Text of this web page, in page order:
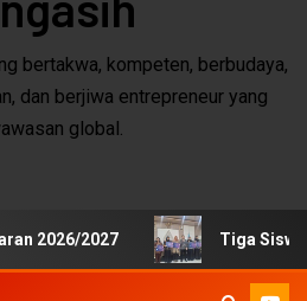
bertakwa, kompeten, berbudaya,
dan berjiwa entrepreneur yang
global.
2027 Tiga Siswa SMKN